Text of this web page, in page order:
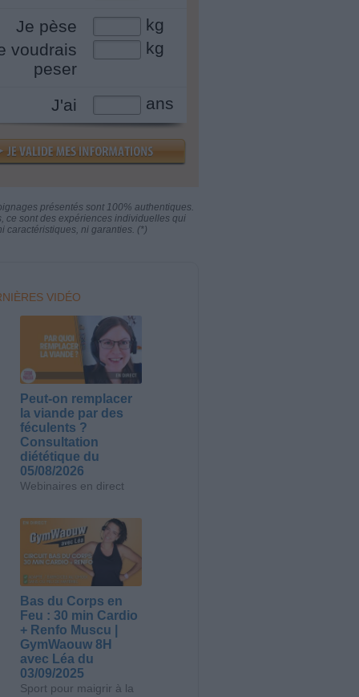
Je pèse
kg
voudrais
peser
kg
J'ai ans
présentés sont 100% authentiques.
ce sont des expériences individuelles qui
caractéristiques, ni garanties. (*)
VIDÉO
Peut-on remplacer
la viande par des
féculents ?
Consultation
diététique du
05/08/2026
Webinaires en direct
Bas du Corps en
Feu : 30 min Cardio
+ Renfo Muscu |
GymWaouw 8H
avec Léa du
03/09/2025
Sport pour maigrir à la